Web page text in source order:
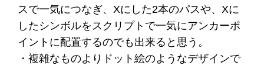
スで一気につなぎ、Xにした2本のパスや、Xに
したシンボルをスクリプトで一気にアンカーポ
イントに配置するのでも出来ると思う。
・複雑なものよりドット絵のようなデザインで